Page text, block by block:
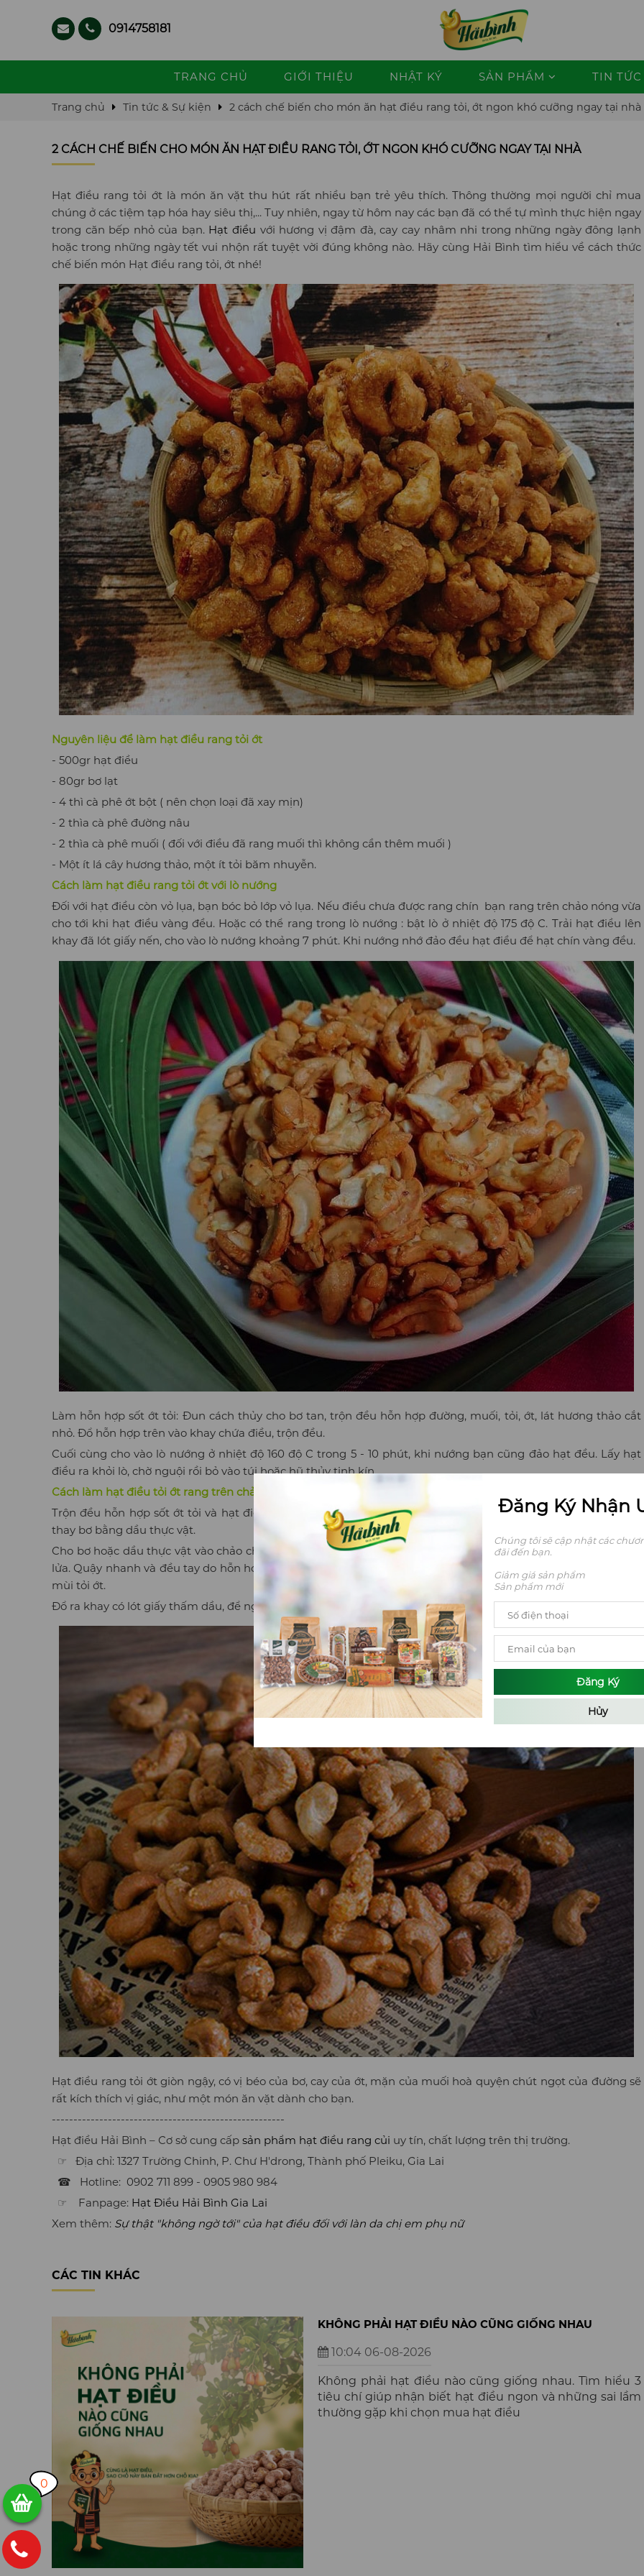
0914758181
TRANG CHỦ GIỚI THIỆU NHẬT KÝ SẢN PHẨM TIN
Trang chủ Tin tức & Sự kiện 2 cách chế biến cho món ăn hạt điều rang tỏi, ớt ngon khó cưỡng ngay tại nhà
2 CÁCH CHẾ BIẾN CHO MÓN ĂN HẠT ĐIỀU RANG TỎI, ỚT NGON KHÓ CƯỠNG NGAY TẠI NHÀ
Hạt điều rang tỏi ớt là món ăn vặt thu hút rất nhiều bạn trẻ yêu thích. Thông thường mọi người chỉ mua
chúng ở các tiệm tạp hóa hay siêu thị,... Tuy nhiên, ngay từ hôm nay các bạn đã có thể tự mình thực hiện ngay
trong căn bếp nhỏ của bạn. Hạt điều với hương vị đậm đà, cay cay nhâm nhi trong những ngày đông lạnh
hoặc trong những ngày tết vui nhộn rất tuyệt vời đúng không nào. Hãy cùng Hải Bình tìm hiểu về cách thức
chế biến món Hạt điều rang tỏi, ớt nhé!
Nguyên liệu để làm hạt điều rang tỏi ớt
- 500gr hạt điều
- 80gr bơ lạt
- 4 thì cà phê ớt bột ( nên chọn loại đã xay mịn)
- 2 thìa cà phê đường nâu
- 2 thìa cà phê muối ( đối với điều đã rang muối thì không cần thêm muối )
- Một ít lá cây hương thảo, một ít tỏi băm nhuyễn.
Cách làm hạt điều rang tỏi ớt với lò nướng
Đối với hạt điều còn vỏ lụa, bạn bóc bỏ lớp vỏ lụa. Nếu điều chưa được rang chín bạn rang trên chảo nóng vừa
cho tới khi hạt điều vàng đều. Hoặc có thể rang trong lò nướng : bật lò ở nhiệt độ 175 độ C. Trải hạt điều lên
khay đã lót giấy nến, cho vào lò nướng khoảng 7 phút. Khi nướng nhớ đảo đều hạt điều để hạt chín vàng đều.
Làm hỗn hợp sốt ớt tỏi: Đun cách thủy cho bơ tan, trộn đều hỗn hợp đường, muối, tỏi, ớt, lát hương thảo cắt
nhỏ. Đổ hỗn hợp trên vào khay chứa điều, trộn đều.
Cuối cùng cho vào lò nướng ở nhiệt độ 160 độ C trong 5 - 10 phút, khi nướng bạn cũng đảo hạt đều. Lấy hạt
điều ra khỏi lò, chờ nguội rồi bỏ vào túi hoặc hũ thủy tinh kín.
Cách làm hạt điều tỏi ớt rang trên chảo nóng
Trộn đều hỗn hợp sốt ớt tỏi và hạt điều như trên. Nếu không có bơ bạn có thể trộn hỗn hợp bằng nước ấm,
thay bơ bằng dầu thực vật.
Cho bơ hoặc dầu thực vật vào chảo cho tan chảy, thêm hạt điều đã trộn đều với sốt vào chảo. Điều chỉnh nhỏ
lửa. Quậy nhanh và đều tay do hỗn hợp sốt chứa đường rất dễ cháy, cho đến khi chuyển màu nâu nhạt, thơm
mùi tỏi ớt.
Đổ ra khay có lót giấy thấm dầu, để nguội và bảo quản trong lọ đậy nắp kín.
Hạt điều rang tỏi ớt giòn ngậy, có vị béo của bơ, cay của ớt, mặn của muối hoà quyện chút ngọt của đường sẽ
rất kích thích vị giác, như một món ăn vặt dành cho bạn.
------------------------------------------------------
Hạt điều Hải Bình – Cơ sở cung cấp sản phẩm hạt điều rang củi uy tín, chất lượng trên thị trường.
☞ Địa chỉ: 1327 Trường Chinh, P. Chư H'drong, Thành phố Pleiku, Gia Lai
☎ Hotline: 0902 711 899 - 0905 980 984
☞ Fanpage: Hạt Điều Hải Bình Gia Lai
Xem thêm: Sự thật "không ngờ tới" của hạt điều đối với làn da chị em phụ nữ
CÁC TIN KHÁC
KHÔNG PHẢI HẠT ĐIỀU NÀO CŨNG GIỐNG NHAU
10:04 06-08-2026
Không phải hạt điều nào cũng giống nhau. Tìm hiểu 3
tiêu chí giúp nhận biết hạt điều ngon và những sai lầm
thường gặp khi chọn mua hạt điều
0
Đăng Ký Nhận
Chúng tôi sẽ cập nhật các
đãi đến bạn.
Giảm giá sản phẩm
Sản phẩm mới
Đăng Ký
Hủy